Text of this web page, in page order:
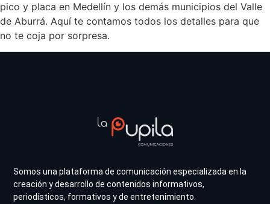
pico y placa en Medellín y los demás municipios del Valle
de Aburrá. Aquí te contamos todos los detalles para que
no te coja por sorpresa.
Somos una plataforma de comunicación especializada en la
creación y desarrollo de contenidos informativos,
periodísticos, formativos y de entretenimiento.